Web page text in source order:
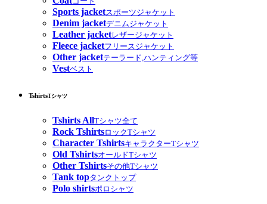
Sports jacketスポーツジャケット
Denim jacketデニムジャケット
Leather jacketレザージャケット
Fleece jacketフリースジャケット
Other jacketテーラード,ハンティング等
Vestベスト
TshirtsTシャツ
Tshirts AllTシャツ全て
Rock TshirtsロックTシャツ
Character TshirtsキャラクターTシャツ
Old TshirtsオールドTシャツ
Other Tshirtsその他Tシャツ
Tank topタンクトップ
Polo shirtsポロシャツ